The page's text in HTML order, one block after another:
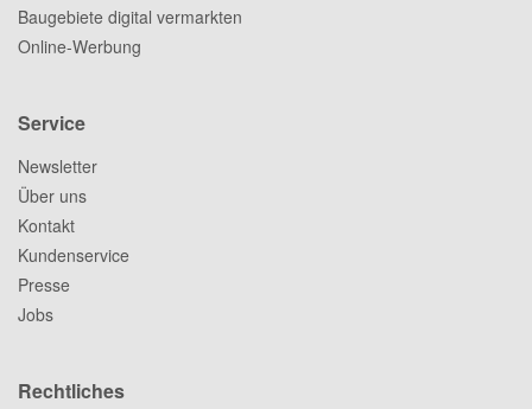
Baugebiete digital vermarkten
Online-Werbung
Service
Newsletter
Über uns
Kontakt
Kundenservice
Presse
Jobs
Rechtliches